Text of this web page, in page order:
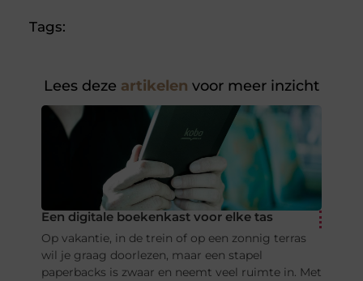
Tags:
Lees deze artikelen voor meer inzicht
Een digitale boekenkast voor elke tas
Op vakantie, in de trein of op een zonnig terras
wil je graag doorlezen, maar een stapel
paperbacks is zwaar en neemt veel ruimte in. Met